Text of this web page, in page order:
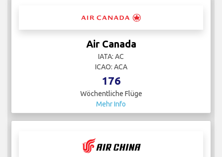
Air Canada
IATA: AC
ICAO: ACA
176
Wöchentliche Flüge
Mehr Info